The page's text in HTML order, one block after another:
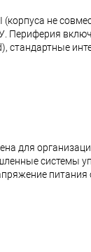
не
Периферия
стандартные
для
системы
питания